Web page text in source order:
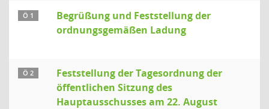
Ö 1
Begrüßung und Feststellung der
ordnungsgemäßen Ladung
Ö 2
Feststellung der Tagesordnung der
öffentlichen Sitzung des
Hauptausschusses am 22. August